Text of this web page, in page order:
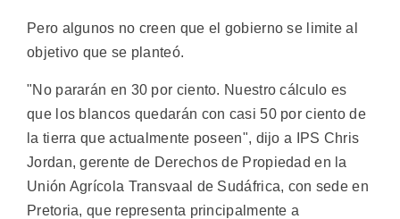
Pero algunos no creen que el gobierno se limite al
objetivo que se planteó.
"No pararán en 30 por ciento. Nuestro cálculo es
que los blancos quedarán con casi 50 por ciento de
la tierra que actualmente poseen", dijo a IPS Chris
Jordan, gerente de Derechos de Propiedad en la
Unión Agrícola Transvaal de Sudáfrica, con sede en
Pretoria, que representa principalmente a